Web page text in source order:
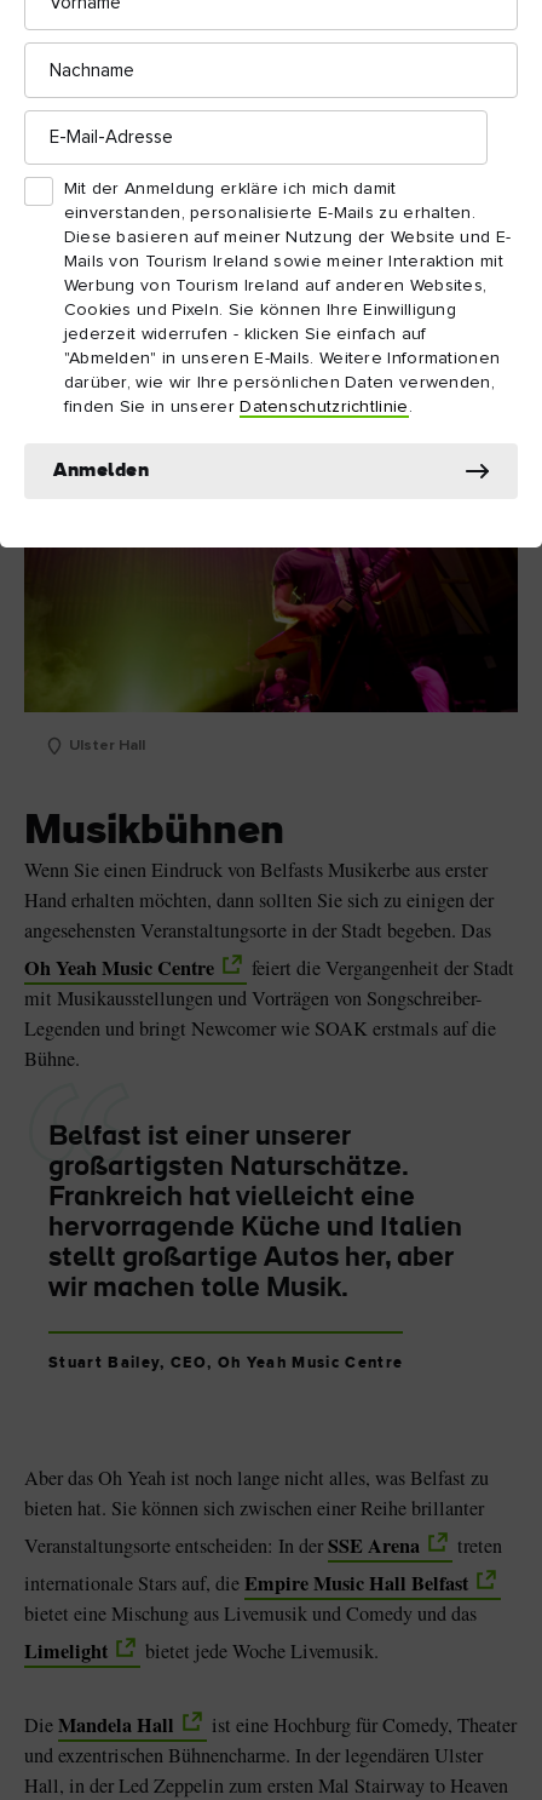
Nachname
E-
Mail-
Mit der Anmeldung erkläre ich mich damit
einverstanden, personalisierte E-Mails zu erhalten.
Diese basieren auf meiner Nutzung der Website und E-
Mails von Tourism Ireland sowie meiner Interaktion mit
Werbung von Tourism Ireland auf anderen Websites,
Cookies und Pixeln. Sie können Ihre Einwilligung
jederzeit widerrufen - klicken Sie einfach auf
"Abmelden" in unseren E-Mails. Weitere Informationen
darüber, wie wir Ihre persönlichen Daten verwenden,
finden Sie in unsererDatenschutzrichtlinie
Anmelden
3 fantatsische Folkerlebnisse in Belfast
Kelly's Cellars
McHugh's Bar
Ulster Hall
Musikbühnen
Wenn Sie einen Eindruck von Belfasts Musikerbe aus erster
Hand erhalten möchten, dann sollten Sie sich zu einigen der
angesehensten Veranstaltungsorte in der Stadt begeben. Das
Oh Yeah Music Centre
feiert die Vergangenheit der Stadt
mit Musikausstellungen und Vorträgen von Songschreiber-
Legenden und bringt Newcomer wie SOAK erstmals auf die
Bühne.
Belfast ist einer unserer
großartigsten Naturschätze.
Frankreich hat vielleicht eine
hervorragende Küche und Italien
stellt großartige Autos her, aber
wir machen tolle Musik.
Stuart Bailey, CEO, Oh Yeah Music Centre
Aber das Oh Yeah ist noch lange nicht alles, was Belfast zu
bieten hat. Sie können sich zwischen einer Reihe brillanter
Veranstaltungsorte entscheiden: In derSSE Arena
treten
internationale Stars auf, dieEmpire Music Hall Belfast
bietet eine Mischung aus Livemusik und Comedy und das
Limelight bietet jede Woche Livemusik.
DieMandela Hall
ist eine Hochburg für Comedy, Theater
und exzentrischen Bühnencharme. In der legendären Ulster
Hall, in der Led Zeppelin zum ersten Mal Stairway to Heaven